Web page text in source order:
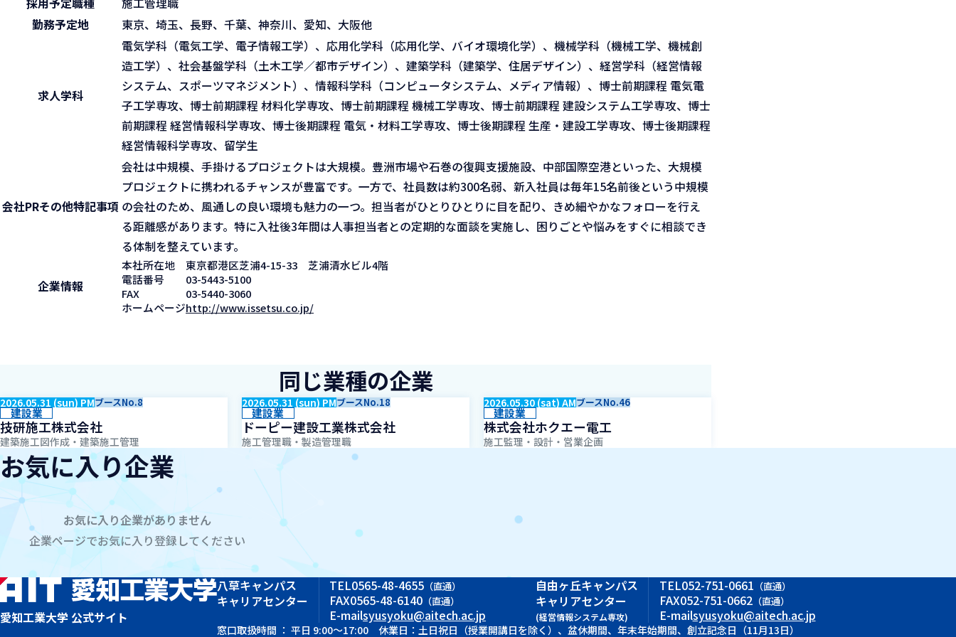
採用予定職種
施工管理職
勤務予定地
東京、埼玉、長野、千葉、神奈川、愛知、大阪他
求人学科
電気学科（電気工学、電子情報工学）、応用化学科（応用化学、バイオ環境化学）、機械学科（機械工学、機械創
造工学）、社会基盤学科（土木工学／都市デザイン）、建築学科（建築学、住居デザイン）、経営学科（経営情報
システム、スポーツマネジメント）、情報科学科（コンピュータシステム、メディア情報）、博士前期課程 電気電
子工学専攻、博士前期課程 材料化学専攻、博士前期課程 機械工学専攻、博士前期課程 建設システム工学専攻、博士
前期課程 経営情報科学専攻、博士後期課程 電気・材料工学専攻、博士後期課程 生産・建設工学専攻、博士後期課程
経営情報科学専攻、留学生
会社PRその他特記事項
会社は中規模、手掛けるプロジェクトは大規模。豊洲市場や石巻の復興支援施設、中部国際空港といった、大規模
プロジェクトに携われるチャンスが豊富です。一方で、社員数は約300名弱、新入社員は毎年15名前後という中規模
の会社のため、風通しの良い環境も魅力の一つ。担当者がひとりひとりに目を配り、きめ細やかなフォローを行え
る距離感があります。特に入社後3年間は人事担当者との定期的な面談を実施し、困りごとや悩みをすぐに相談でき
る体制を整えています。
企業情報
本社所在地
東京都港区芝浦4-15-33 芝浦清水ビル4階
電話番号
03-5443-5100
FAX
03-5440-3060
ホームページhttp://www.issetsu.co.jp/
同じ業種の企業
2026.05.31 (sun) PMブースNo.8
建設業
技研施工株式会社
建築施工図作成・建築施工管理
2026.05.31 (sun) PMブースNo.18
建設業
ドーピー建設工業株式会社
施工管理職・製造管理職
2026.05.30 (sat) AMブースNo.46
建設業
株式会社ホクエー電工
施工監理・設計・営業企画
お気に入り企業
お気に入り企業がありません
企業ページでお気に入り登録してください
愛知工業大学 公式サイト
八草キャンパス
キャリアセンター
TEL0565-48-4655 （直通）
FAX0565-48-6140 （直通）
E-mailsyusyoku@aitech.ac.jp
自由ヶ丘キャンパス
キャリアセンター
(経営情報システム専攻)
TEL052-751-0661 （直通）
FAX052-751-0662（直通）
E-mailsyusyoku@aitech.ac.jp
窓口取扱時間 ： 平日 9:00～17:00 休業日：土日祝日（授業開講日を除く）、盆休期間、年末年始期間、創立記念日（11月13日）